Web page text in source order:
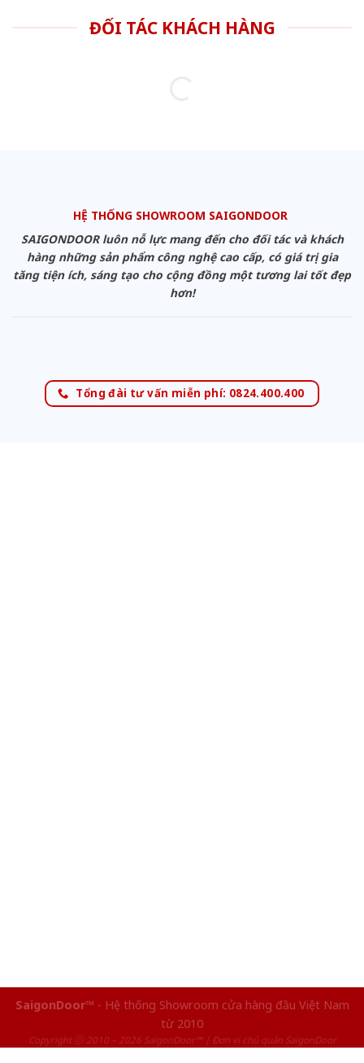
ĐỐI TÁC KHÁCH HÀNG
HỆ THỐNG SHOWROOM SAIGONDOOR
SAIGONDOOR luôn nỗ lực mang đến cho đối tác và khách
hàng những sản phẩm công nghệ cao cấp, có giá trị gia
tăng tiện ích, sáng tạo cho cộng đồng một tương lai tốt đẹp
hơn!
Tổng đài tư vấn miễn phí: 0824.400.400
SaigonDoor™ - Hệ thống Showroom cửa hàng đầu Việt Nam
từ 2010
Copyright ⓒ 2010 – 2026 SaigonDoor™ | Đơn vị chủ quản SaigonDoor